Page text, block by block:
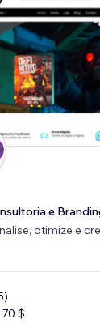
e
otimize e
)
$